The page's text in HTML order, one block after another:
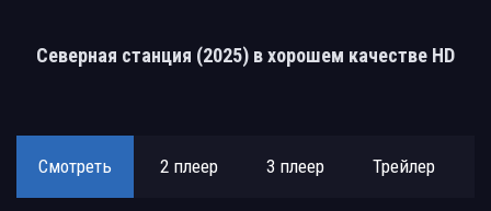
Северная станция (2025) в хорошем качестве HD
Смотреть 2 плеер 3 плеер Трейлер